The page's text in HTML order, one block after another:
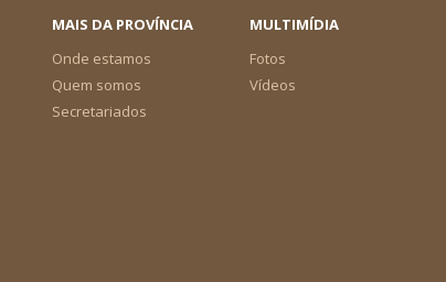
MAIS DA PROVÍNCIA
Onde estamos
Quem somos
Secretariados
MULTIMÍDIA
Fotos
Vídeos